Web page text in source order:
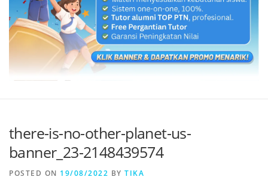
BLOG DAFTAR SEKOLAH
there-is-no-other-planet-us-
banner_23-2148439574
POSTED ON 19/08/2022 BY TIKA